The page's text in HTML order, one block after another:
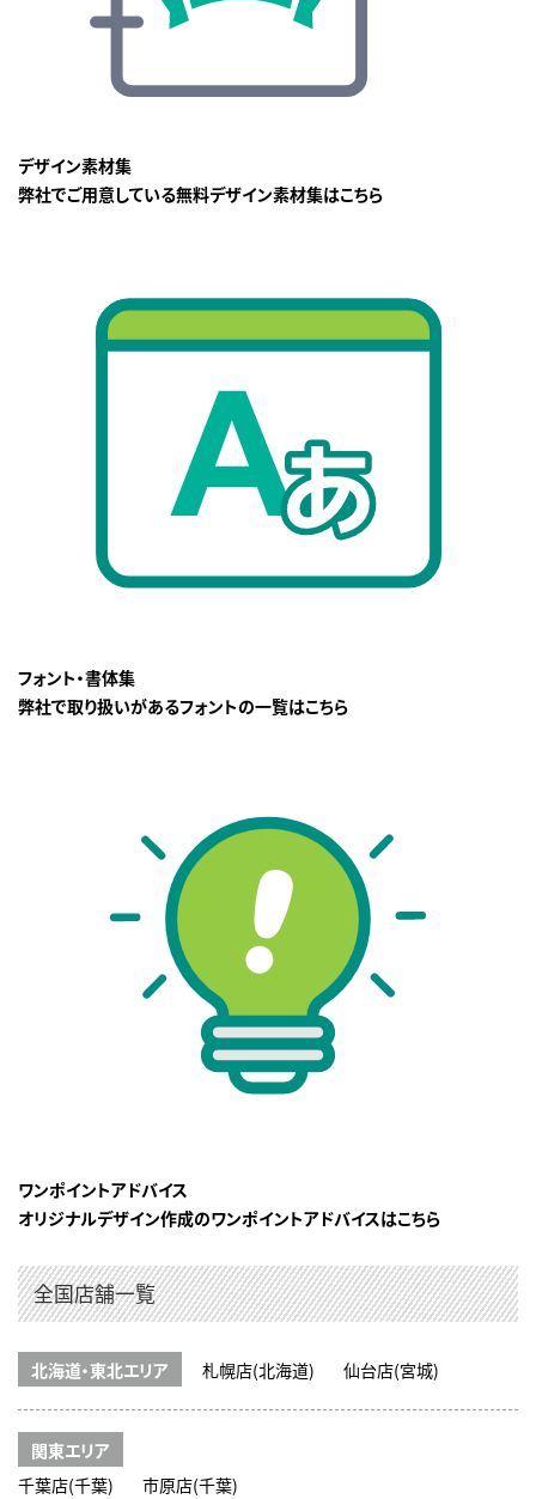
デザイン素材集
弊社でご用意している無料デザイン素材集はこちら
フォント・書体集
弊社で取り扱いがあるフォントの一覧はこちら
ワンポイントアドバイス
オリジナルデザイン作成のワンポイントアドバイスはこちら
全国店舗一覧
北海道・東北エリア 札幌店(北海道) 仙台店(宮城)
関東エリア
千葉店(千葉)
市原店(千葉)